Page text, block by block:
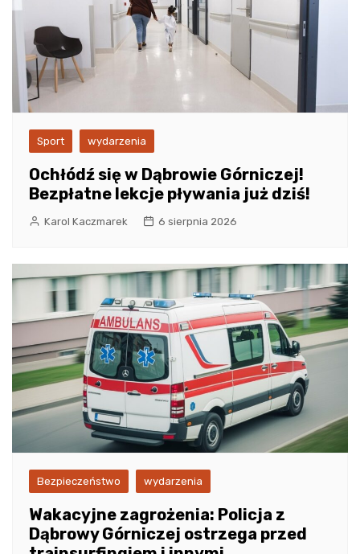
Sport wydarzenia
Ochłódź się w Dąbrowie Górniczej!
Bezpłatne lekcje pływania już dziś!
Karol Kaczmarek 6 sierpnia 2026
Bezpieczeństwo wydarzenia
Wakacyjne zagrożenia: Policja z
Dąbrowy Górniczej ostrzega przed